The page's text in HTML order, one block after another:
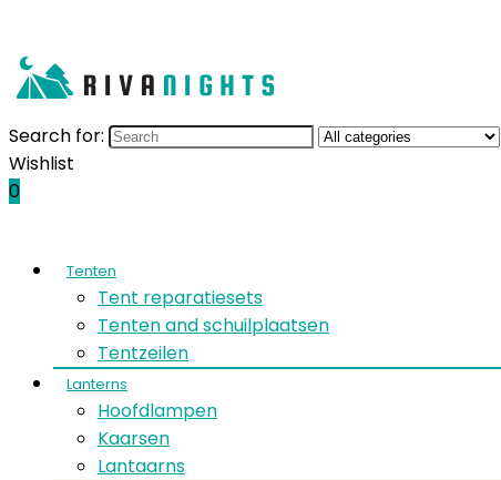
Search for:
Wishlist
0
Tenten
Tent reparatiesets
Tenten and schuilplaatsen
Tentzeilen
Lanterns
Hoofdlampen
Kaarsen
Lantaarns